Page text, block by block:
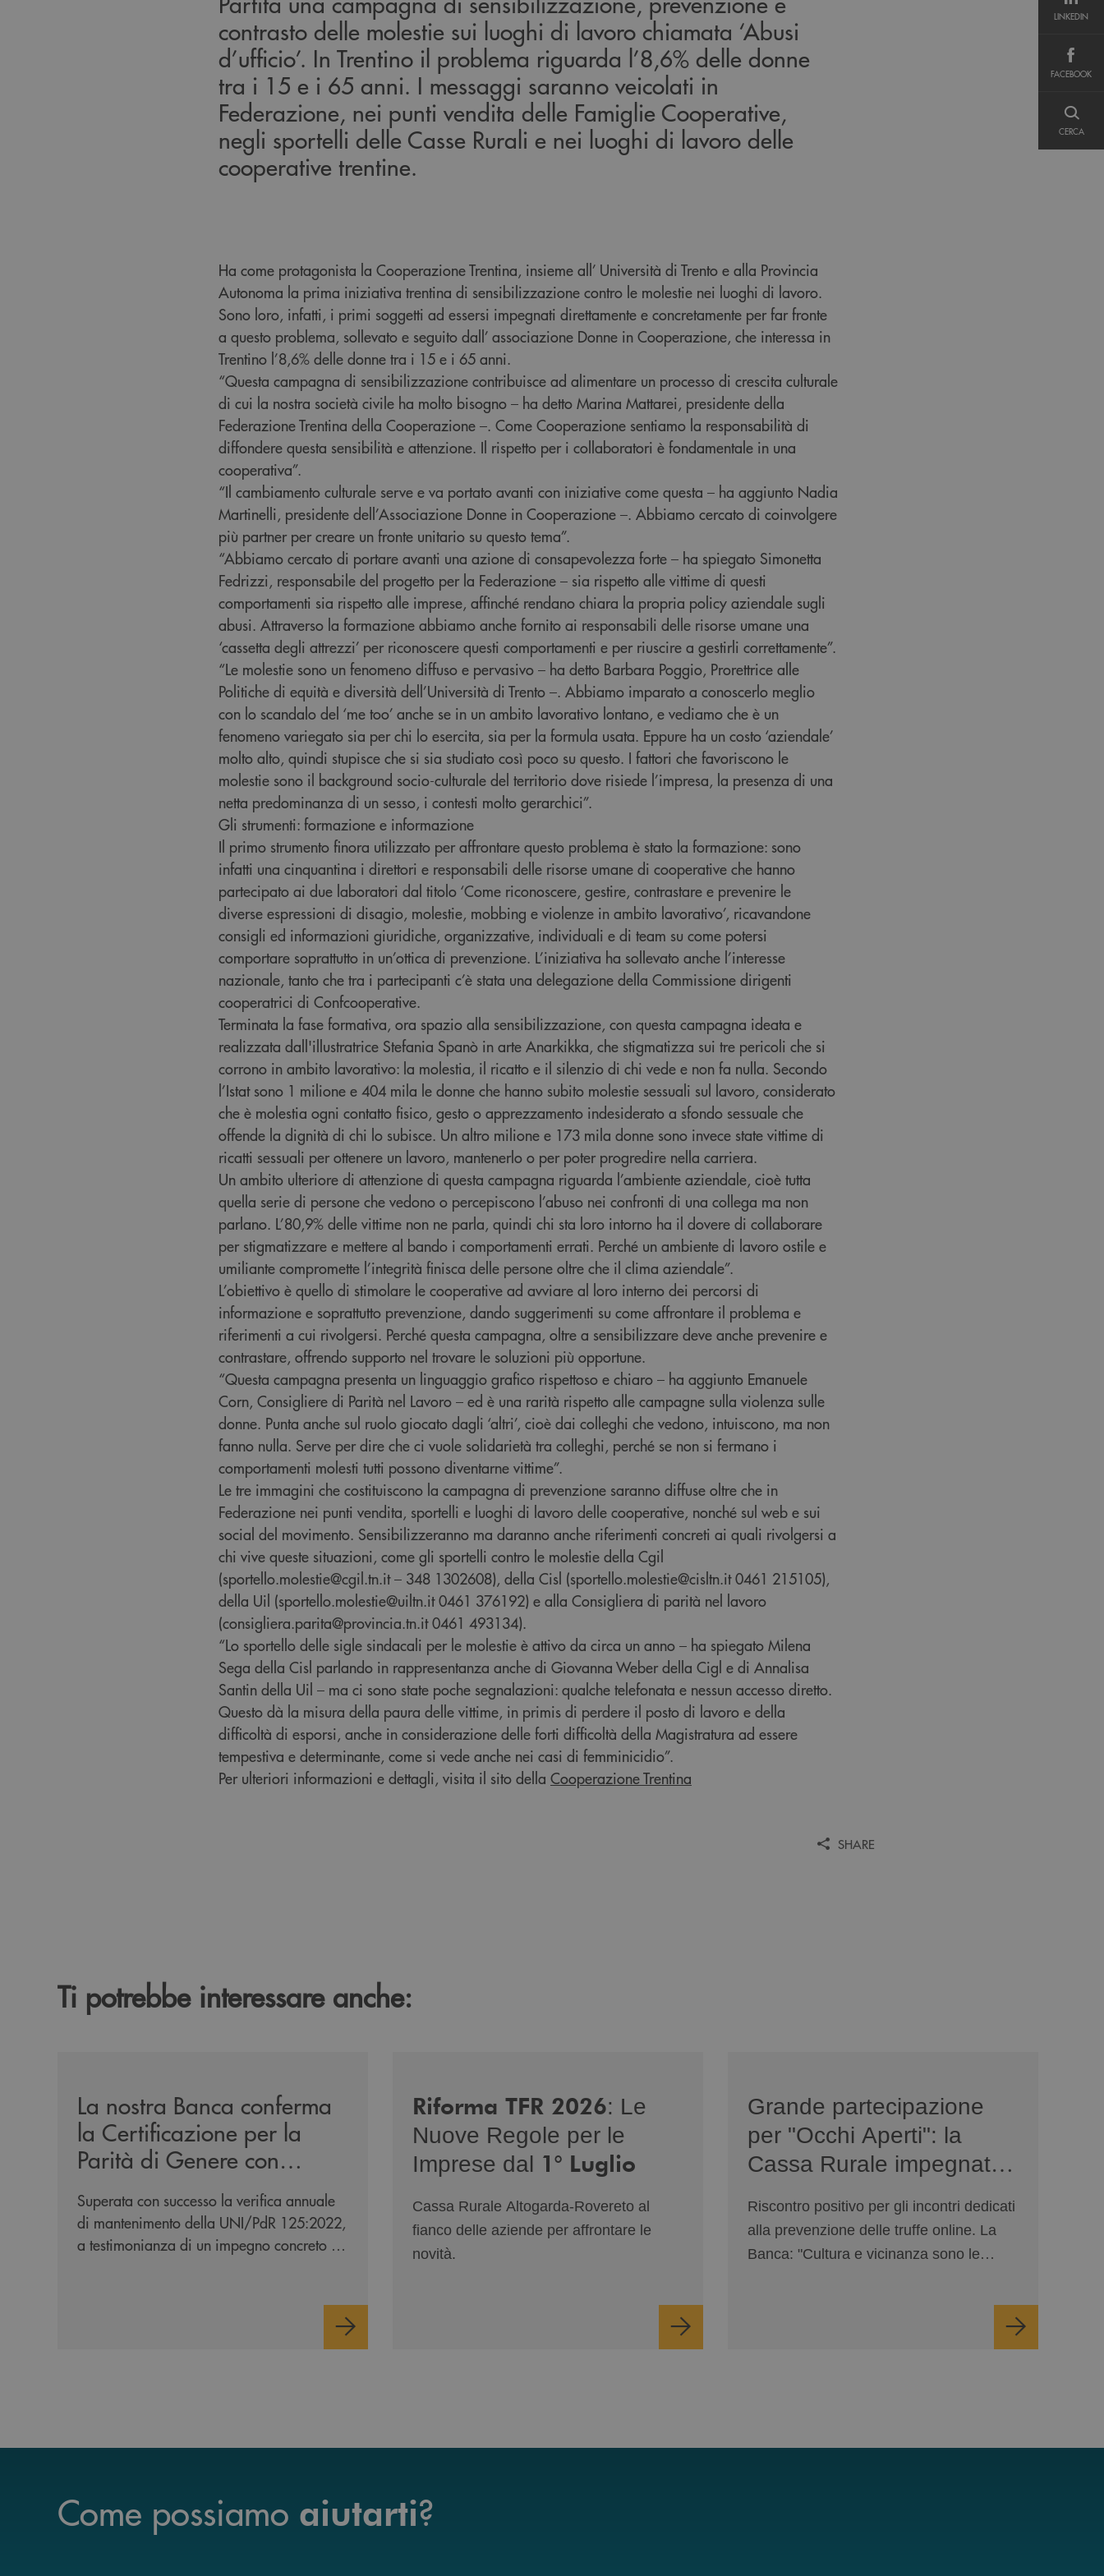
LINKEDIN
FACEBOOK
CERCA
contrasto delle molestie sui luoghi di lavoro chiamata ‘Abusi
d’ufficio’. In Trentino il problema riguarda l’8,6% delle donne
tra i 15 e i 65 anni. I messaggi saranno veicolati in
Federazione, nei punti vendita delle Famiglie Cooperative,
negli sportelli delle Casse Rurali e nei luoghi di lavoro delle
cooperative trentine.
Ha come protagonista la Cooperazione Trentina, insieme all’ Università di Trento e alla Provincia
Autonoma la prima iniziativa trentina di sensibilizzazione contro le molestie nei luoghi di lavoro.
Sono loro, infatti, i primi soggetti ad essersi impegnati direttamente e concretamente per far fronte
a questo problema, sollevato e seguito dall’ associazione Donne in Cooperazione, che interessa in
Trentino l’8,6% delle donne tra i 15 e i 65 anni.
“Questa campagna di sensibilizzazione contribuisce ad alimentare un processo di crescita culturale
di cui la nostra società civile ha molto bisogno – ha detto Marina Mattarei, presidente della
Federazione Trentina della Cooperazione –. Come Cooperazione sentiamo la responsabilità di
diffondere questa sensibilità e attenzione. Il rispetto per i collaboratori è fondamentale in una
cooperativa”.
“Il cambiamento culturale serve e va portato avanti con iniziative come questa – ha aggiunto Nadia
Martinelli, presidente dell’Associazione Donne in Cooperazione –. Abbiamo cercato di coinvolgere
più partner per creare un fronte unitario su questo tema”.
“Abbiamo cercato di portare avanti una azione di consapevolezza forte – ha spiegato Simonetta
Fedrizzi, responsabile del progetto per la Federazione – sia rispetto alle vittime di questi
comportamenti sia rispetto alle imprese, affinché rendano chiara la propria policy aziendale sugli
abusi. Attraverso la formazione abbiamo anche fornito ai responsabili delle risorse umane una
‘cassetta degli attrezzi’ per riconoscere questi comportamenti e per riuscire a gestirli correttamente”.
“Le molestie sono un fenomeno diffuso e pervasivo – ha detto Barbara Poggio, Prorettrice alle
Politiche di equità e diversità dell’Università di Trento –. Abbiamo imparato a conoscerlo meglio
con lo scandalo del ‘me too’ anche se in un ambito lavorativo lontano, e vediamo che è un
fenomeno variegato sia per chi lo esercita, sia per la formula usata. Eppure ha un costo ‘aziendale’
molto alto, quindi stupisce che si sia studiato così poco su questo. I fattori che favoriscono le
molestie sono il background socio-culturale del territorio dove risiede l’impresa, la presenza di una
netta predominanza di un sesso, i contesti molto gerarchici”.
Gli strumenti: formazione e informazione
Il primo strumento finora utilizzato per affrontare questo problema è stato la formazione: sono
infatti una cinquantina i direttori e responsabili delle risorse umane di cooperative che hanno
partecipato ai due laboratori dal titolo ‘Come riconoscere, gestire, contrastare e prevenire le
diverse espressioni di disagio, molestie, mobbing e violenze in ambito lavorativo’, ricavandone
consigli ed informazioni giuridiche, organizzative, individuali e di team su come potersi
comportare soprattutto in un’ottica di prevenzione. L’iniziativa ha sollevato anche l’interesse
nazionale, tanto che tra i partecipanti c’è stata una delegazione della Commissione dirigenti
cooperatrici di Confcooperative.
Terminata la fase formativa, ora spazio alla sensibilizzazione, con questa campagna ideata e
realizzata dall'illustratrice Stefania Spanò in arte Anarkikka, che stigmatizza sui tre pericoli che si
corrono in ambito lavorativo: la molestia, il ricatto e il silenzio di chi vede e non fa nulla. Secondo
l’Istat sono 1 milione e 404 mila le donne che hanno subito molestie sessuali sul lavoro, considerato
che è molestia ogni contatto fisico, gesto o apprezzamento indesiderato a sfondo sessuale che
offende la dignità di chi lo subisce. Un altro milione e 173 mila donne sono invece state vittime di
ricatti sessuali per ottenere un lavoro, mantenerlo o per poter progredire nella carriera.
Un ambito ulteriore di attenzione di questa campagna riguarda l’ambiente aziendale, cioè tutta
quella serie di persone che vedono o percepiscono l’abuso nei confronti di una collega ma non
parlano. L’80,9% delle vittime non ne parla, quindi chi sta loro intorno ha il dovere di collaborare
per stigmatizzare e mettere al bando i comportamenti errati. Perché un ambiente di lavoro ostile e
umiliante compromette l’integrità finisca delle persone oltre che il clima aziendale”.
L’obiettivo è quello di stimolare le cooperative ad avviare al loro interno dei percorsi di
informazione e soprattutto prevenzione, dando suggerimenti su come affrontare il problema e
riferimenti a cui rivolgersi. Perché questa campagna, oltre a sensibilizzare deve anche prevenire e
contrastare, offrendo supporto nel trovare le soluzioni più opportune.
“Questa campagna presenta un linguaggio grafico rispettoso e chiaro – ha aggiunto Emanuele
Corn, Consigliere di Parità nel Lavoro – ed è una rarità rispetto alle campagne sulla violenza sulle
donne. Punta anche sul ruolo giocato dagli ‘altri’, cioè dai colleghi che vedono, intuiscono, ma non
fanno nulla. Serve per dire che ci vuole solidarietà tra colleghi, perché se non si fermano i
comportamenti molesti tutti possono diventarne vittime”.
Le tre immagini che costituiscono la campagna di prevenzione saranno diffuse oltre che in
Federazione nei punti vendita, sportelli e luoghi di lavoro delle cooperative, nonché sul web e sui
social del movimento. Sensibilizzeranno ma daranno anche riferimenti concreti ai quali rivolgersi a
chi vive queste situazioni, come gli sportelli contro le molestie della Cgil
(sportello.molestie@cgil.tn.it – 348 1302608), della Cisl (sportello.molestie@cisltn.it 0461 215105),
della Uil (sportello.molestie@uiltn.it 0461 376192) e alla Consigliera di parità nel lavoro
(consigliera.parita@provincia.tn.it 0461 493134).
“Lo sportello delle sigle sindacali per le molestie è attivo da circa un anno – ha spiegato Milena
Sega della Cisl parlando in rappresentanza anche di Giovanna Weber della Cigl e di Annalisa
Santin della Uil – ma ci sono state poche segnalazioni: qualche telefonata e nessun accesso diretto.
Questo dà la misura della paura delle vittime, in primis di perdere il posto di lavoro e della
difficoltà di esporsi, anche in considerazione delle forti difficoltà della Magistratura ad essere
tempestiva e determinante, come si vede anche nei casi di femminicidio”.
Per ulteriori informazioni e dettagli, visita il sito della Cooperazione Trentina
SHARE
Ti potrebbe interessare anche:
La nostra Banca conferma
la Certificazione per la
Parità di Genere con
Superata con successo la verifica annuale
di mantenimento della UNI/PdR 125:2022,
a testimonianza di un impegno concreto e
Riforma TFR 2026: Le
Nuove Regole per le
Imprese dal 1° Luglio
Cassa Rurale Altogarda-Rovereto al
fianco delle aziende per affrontare le
novità.
Grande partecipazione
per "Occhi Aperti": la
Cassa Rurale impegnata
Riscontro positivo per gli incontri dedicati
alla prevenzione delle truffe online. La
Banca: "Cultura e vicinanza sono le
Come possiamo aiutarti?